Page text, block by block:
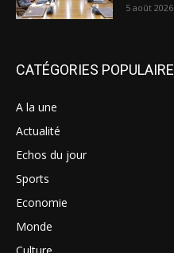
5 août 2026
CATÉGORIES POPULAIRE
A la une
Actualité
Echos du jour
Sports
Economie
Monde